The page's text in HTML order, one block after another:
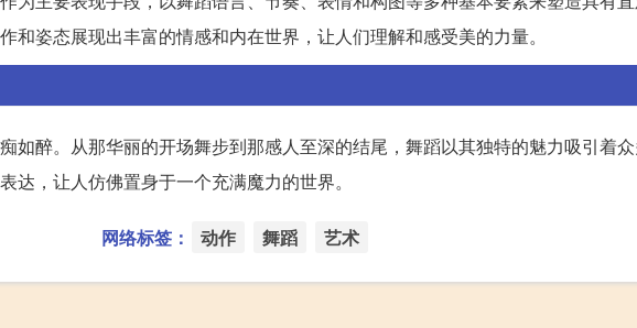
和姿态展现出丰富的情感和内在世界，让人们理解和感受美的力量。
如醉。从那华丽的开场舞步到那感人至深的结尾，舞蹈以其独特的魅力吸引着
达，让人仿佛置身于一个充满魔力的世界。
网络标签： 动作 舞蹈 艺术